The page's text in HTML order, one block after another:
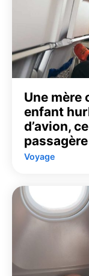
Une mère
enfant
d’avion,
passagère
Voyage